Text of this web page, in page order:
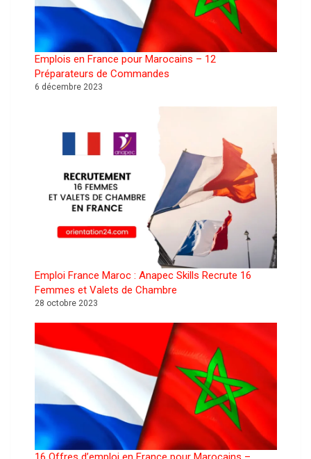
Emplois en France pour Marocains – 12
Préparateurs de Commandes
6 décembre 2023
Emploi France Maroc : Anapec Skills Recrute 16
Femmes et Valets de Chambre
28 octobre 2023